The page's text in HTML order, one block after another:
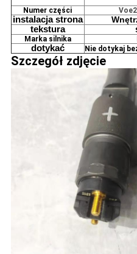
Numer części
instalacja strona
tekstura
Marka silnika
dotykać Nie dotykaj
Szczegół zdjęcie